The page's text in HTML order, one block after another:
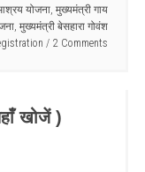
योजना, मुख्यमंत्री गाय
, मुख्यमंत्री बेसहारा गोवंश
2 Comments
खोजें )